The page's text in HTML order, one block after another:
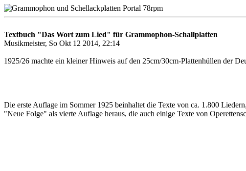
Textbuch "Das Wort zum Lied" für Grammophon-Schallplatten
Musikmeister, So Okt 12 2014, 22:14
1925/26 machte ein kleiner Hinweis auf den 25cm/30cm-Plattenhüllen der
Die erste Auflage im Sommer 1925 beinhaltet die Texte von ca. 1.800
"Neue Folge" als vierte Auflage heraus, die auch einige Texte von